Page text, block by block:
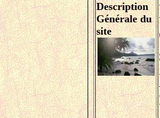
Description
Générale du
site